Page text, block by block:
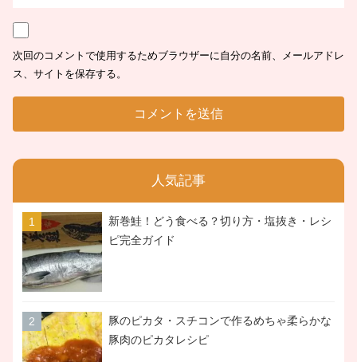
次回のコメントで使用するためブラウザーに自分の名前、メールアドレ
ス、サイトを保存する。
人気記事
新巻鮭！どう食べる？切り方・塩抜き・レシ
ピ完全ガイド
豚のピカタ・スチコンで作るめちゃ柔らかな
豚肉のピカタレシピ